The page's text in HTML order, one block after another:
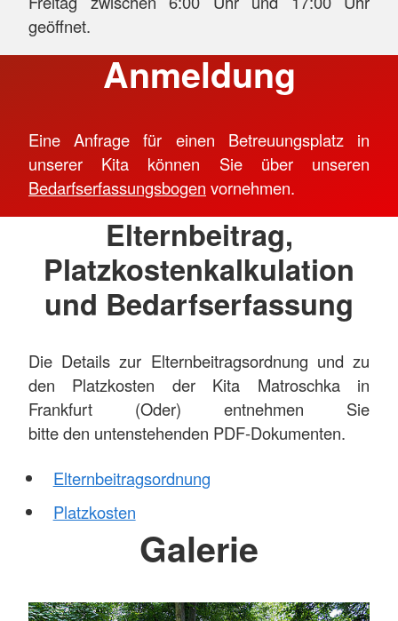
geöffnet.
Anmeldung
Eine Anfrage für einen Betreuungsplatz in
unserer Kita können Sie über unseren
Bedarfserfassungsbogen vornehmen.
Elternbeitrag,
Platzkostenkalkulation
und Bedarfserfassung
Die Details zur Elternbeitragsordnung und zu
den Platzkosten der Kita Matroschka in
Frankfurt (Oder) entnehmen Sie
bitte den untenstehenden PDF-Dokumenten.
Elternbeitragsordnung
Platzkosten
Galerie